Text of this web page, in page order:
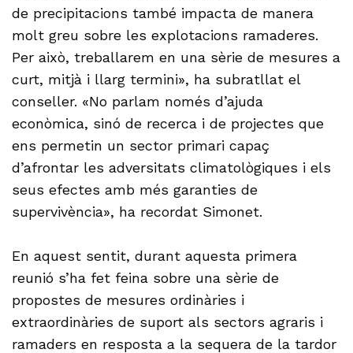
de precipitacions també impacta de manera
molt greu sobre les explotacions ramaderes.
Per això, treballarem en una sèrie de mesures a
curt, mitjà i llarg termini», ha subratllat el
conseller. «No parlam només d’ajuda
econòmica, sinó de recerca i de projectes que
ens permetin un sector primari capaç
d’afrontar les adversitats climatològiques i els
seus efectes amb més garanties de
supervivència», ha recordat Simonet.
En aquest sentit, durant aquesta primera
reunió s’ha fet feina sobre una sèrie de
propostes de mesures ordinàries i
extraordinàries de suport als sectors agraris i
ramaders en resposta a la sequera de la tardor